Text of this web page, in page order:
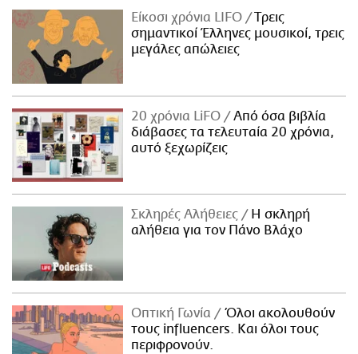
Είκοσι χρόνια LIFO
Tρεις
σημαντικοί Έλληνες μουσικοί, τρεις
μεγάλες απώλειες
20 χρόνια LiFO
Από όσα βιβλία
διάβασες τα τελευταία 20 χρόνια,
αυτό ξεχωρίζεις
Σκληρές Αλήθειες
H σκληρή
αλήθεια για τον Πάνο Βλάχο
Οπτική Γωνία
Όλοι ακολουθούν
τους influencers. Και όλοι τους
περιφρονούν.